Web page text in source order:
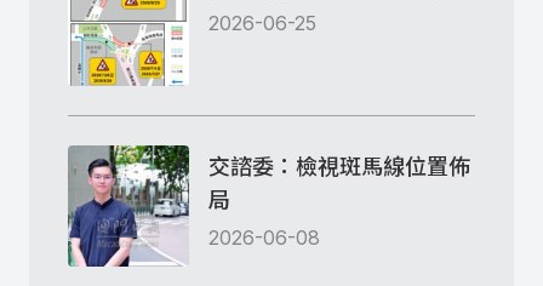
2026-06-25
交諮委：檢視斑馬線位置佈
局
2026-06-08